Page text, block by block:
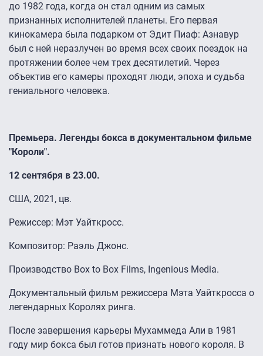
до 1982 года, когда он стал одним из самых
признанных исполнителей планеты. Его первая
кинокамера была подарком от Эдит Пиаф: Азнавур
был с ней неразлучен во время всех своих поездок на
протяжении более чем трех десятилетий. Через
объектив его камеры проходят люди, эпоха и судьба
гениального человека.
Премьера. Легенды бокса в документальном фильме
"Короли".
12 сентября в 23.00.
США, 2021, цв.
Режиссер: Мэт Уайткросс.
Композитор: Раэль Джонс.
Производство Box to Box Films, Ingenious Media.
Документальный фильм режиссера Мэта Уайткросса о
легендарных Королях ринга.
После завершения карьеры Мухаммеда Али в 1981
году мир бокса был готов признать нового короля. В